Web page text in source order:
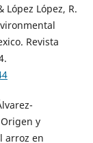
López López, R.
Revista
y
arroz en